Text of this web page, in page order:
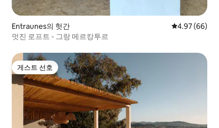
Entraunes의 헛간 평점 4.97점(5
4.97 (66)
멋진 로프트 - 그랑 메르캉투르
게스트 선호
게스트 선호